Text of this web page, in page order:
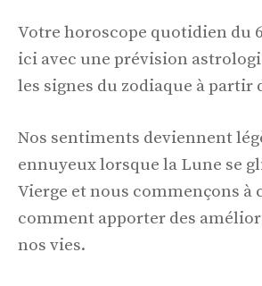
Votre horoscope quotidien du
ici avec une prévision
les signes du zodiaque à partir
Nos sentiments deviennent
ennuyeux lorsque la Lune se
Vierge et nous commençons à
comment apporter des
nos vies.